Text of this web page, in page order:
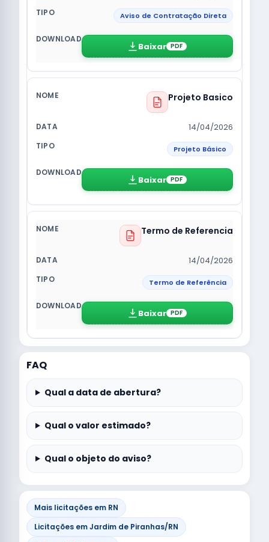
Aviso de Contratação Direta
Baixar PDF
Projeto Basico
14/04/2026
Projeto Básico
Baixar PDF
Termo de Referencia
14/04/2026
Termo de Referência
Baixar PDF
FAQ
Qual a data de abertura?
Qual o valor estimado?
Qual o objeto do aviso?
Mais licitações em RN
Licitações em Jardim de Piranhas/RN